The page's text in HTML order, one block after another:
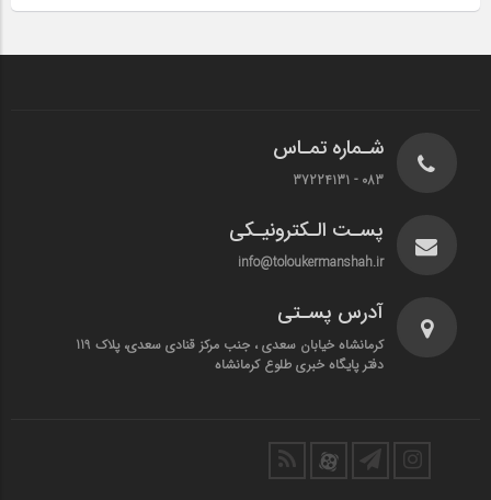
شـماره تمـاس
083 - 37224131
پسـت الـکترونیـکی
info@toloukermanshah.ir
آدرس پسـتی
کرمانشاه خیابان سعدی ، جنب مرکز قنادی سعدی، پلاک 119
دفتر پایگاه خبری طلوع کرمانشاه